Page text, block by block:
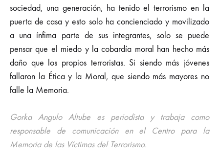
sociedad, una generación, ha tenido el terrorismo en la
puerta de casa y esto solo ha concienciado y movilizado
a una ínfima parte de sus integrantes, solo se puede
pensar que el miedo y la cobardía moral han hecho más
daño que los propios terroristas. Si siendo más jóvenes
fallaron la Ética y la Moral, que siendo más mayores no
falle la Memoria.
Gorka Angulo Altube es periodista y trabaja como
responsable de comunicación en el Centro para la
Memoria de las Víctimas del Terrorismo.